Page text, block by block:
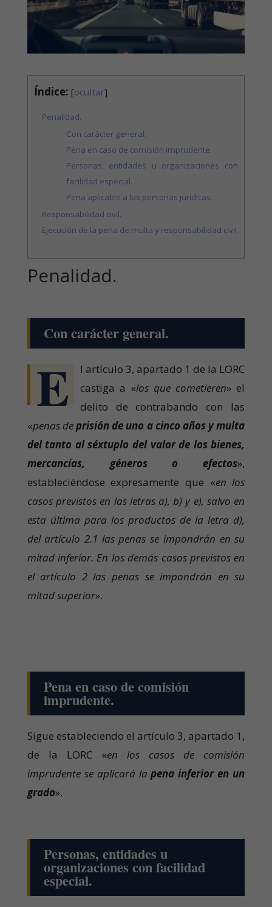
Índice: [ocultar]
Penalidad.
Con carácter general.
Pena en caso de comisión imprudente.
Personas, entidades u organizaciones con
facilidad especial.
Pena aplicable a las personas jurídicas.
Responsabilidad civil.
Ejecución de la pena de multa y responsabilidad civil
Penalidad.
Con carácter general.
E
l artículo 3, apartado 1 de la LORC
castiga a «los que cometieren» el
delito de contrabando con las
«penas deprisión de uno a cinco años y multa
del tanto al séxtuplo del valor de los bienes,
mercancías, géneros o efectos»,
estableciéndose expresamente que «en los
casos previstos en las letras a), b) y e), salvo en
esta última para los productos de la letra d),
del artículo 2.1 las penas se impondrán en su
mitad inferior. En los demás casos previstos en
el artículo 2 las penas se impondrán en su
mitad superior».
Pena en caso de comisión
imprudente.
Sigue estableciendo el artículo 3, apartado 1,
de la LORC «en los casos de comisión
imprudente se aplicará lapena inferior en un
grado».
Personas, entidades u
organizaciones con facilidad
especial.